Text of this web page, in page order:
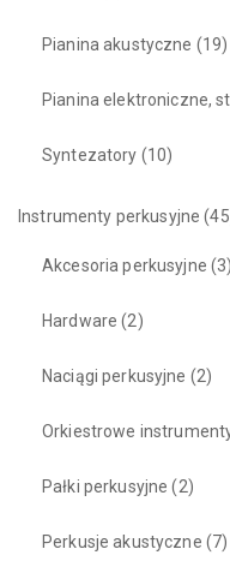
Pianina akustyczne (19)
Pianina elektroniczne,
Syntezatory (10)
Instrumenty perkusyjne
Akcesoria perkusyjne (3)
Hardware (2)
Naciągi perkusyjne (2)
Orkiestrowe
Pałki perkusyjne (2)
Perkusje akustyczne (7)